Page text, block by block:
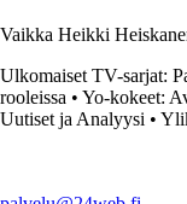
Vaikka Heikki
Ulkomaiset TV-sarjat:
rooleissa • Yo-kokeet:
Uutiset ja Analyysi •